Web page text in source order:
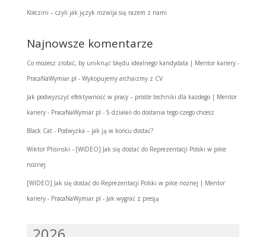
Kołczini – czyli jak język rozwija się razem z nami
Najnowsze komentarze
Co możesz zrobić, by uniknąć błędu idealnego kandydata | Mentor kariery -
PracaNaWymiar.pl - Wykopujemy archaizmy z CV
Jak podwyższyć efektywność w pracy – proste techniki dla każdego | Mentor
kariery - PracaNaWymiar.pl - 5 działań do dostania tego czego chcesz
Black Cat- Podwyżka – jak ją w końcu dostać?
Wiktor Plisinski - [WIDEO] Jak się dostać do Reprezentacji Polski w piłce
nożnej
[WIDEO] Jak się dostać do Reprezentacji Polski w piłce nożnej | Mentor
kariery - PracaNaWymiar.pl - Jak wygrać z presją